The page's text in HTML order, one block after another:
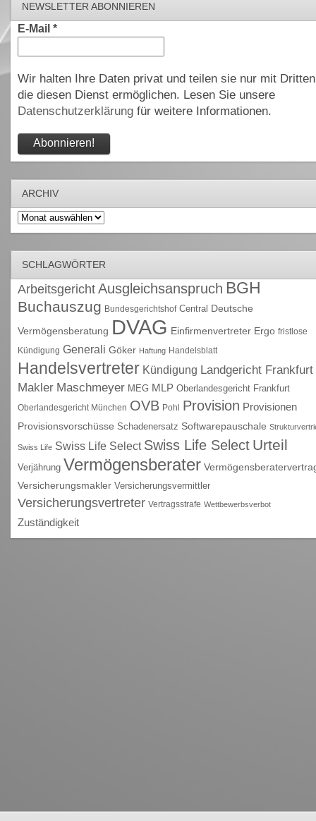
NEWSLETTER ABONNIEREN
E-Mail *
Wir halten Ihre Daten privat und teilen sie nur mit
die diesen Dienst ermöglichen. Lesen Sie unsere
Datenschutzerklärungfür weitere Informationen.
ARCHIV
Archiv
SCHLAGWÖRTER
Arbeitsgericht Ausgleichsanspruch BGH
Buchauszug Bundesgerichtshof Central Deutsche
Vermögensberatung DVAG Einfirmenvertreter Ergo fristlose
Kündigung Generali Göker Haftung Handelsblatt
Handelsvertreter Kündigung Landgericht Frankfurt
Makler Maschmeyer MEG MLP Oberlandesgericht Frankfurt
Oberlandesgericht München OVB Pohl Provision Provisionen
Provisionsvorschüsse Schadenersatz Softwarepauschale
Swiss Life Swiss Life Select Swiss Life Select Urteil
Verjährung Vermögensberater
Versicherungsmakler Versicherungsvermittler
Versicherungsvertreter Vertragsstrafe Wettbewerbsverbot
Zuständigkeit